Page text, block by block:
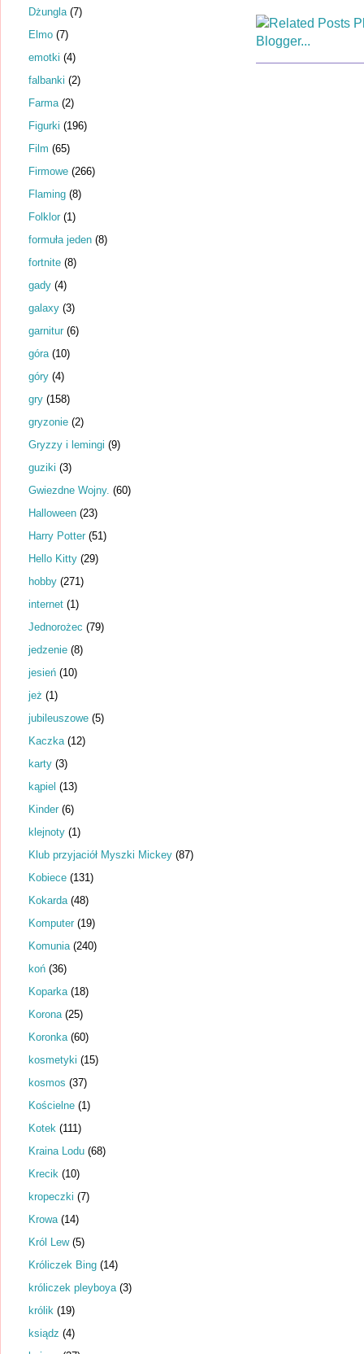
Dżungla (7)
Elmo (7)
emotki (4)
falbanki (2)
Farma (2)
Figurki (196)
Film (65)
Firmowe (266)
Flaming (8)
Folklor (1)
formuła jeden (8)
fortnite (8)
gady (4)
galaxy (3)
garnitur (6)
góra (10)
góry (4)
gry (158)
gryzonie (2)
Gryzzy i lemingi (9)
guziki (3)
Gwiezdne Wojny. (60)
Halloween (23)
Harry Potter (51)
Hello Kitty (29)
hobby (271)
internet (1)
Jednorożec (79)
jedzenie (8)
jesień (10)
jeż (1)
jubileuszowe (5)
Kaczka (12)
karty (3)
kąpiel (13)
Kinder (6)
klejnoty (1)
Klub przyjaciół Myszki Mickey (87)
Kobiece (131)
Kokarda (48)
Komputer (19)
Komunia (240)
koń (36)
Koparka (18)
Korona (25)
Koronka (60)
kosmetyki (15)
kosmos (37)
Kościelne (1)
Kotek (111)
Kraina Lodu (68)
Krecik (10)
kropeczki (7)
Krowa (14)
Król Lew (5)
Króliczek Bing (14)
króliczek pleyboya (3)
królik (19)
ksiądz (4)